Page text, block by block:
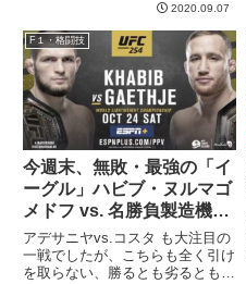
けている2020シーズン。しかし
昨日のイタリアGPは面白かっ
た！若手を中心に密度の濃いバト
ルが全体的に展開され、最後の
ガ...
2020.09.07
F１・格闘技
今週末、無敗・最強の「イ
ーグル」ハビブ・ヌルマゴ
メドフ vs. 名勝負製造機ジ
ャスティン・ゲイジー
【UFC254】
アデサニヤvs.コスタ も大注目の
一戦でしたが、こちらも全く引け
を取らない、勝るとも劣るとも言